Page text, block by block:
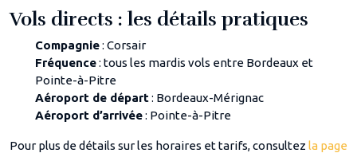
Vols directs : les détails pratiques
Compagnie: Corsair
Fréquence: tous les mardis vols entre Bordeaux et
Pointe-à-Pitre
Aéroport de départ: Bordeaux-Mérignac
Aéroport d’arrivée: Pointe-à-Pitre
Pour plus de détails sur les horaires et tarifs, consultez la page